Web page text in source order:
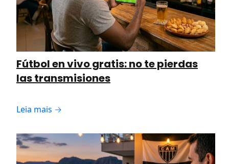
Fútbol en vivo gratis: no te pierdas
las transmisiones
Leia mais →